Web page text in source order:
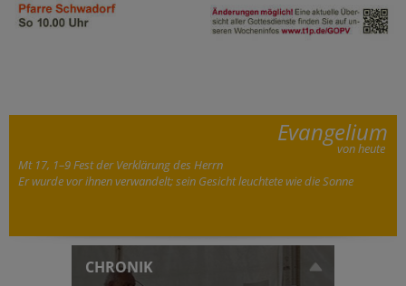
Evangelium
von heute
Mt 17, 1–9 Fest der Verklärung des Herrn
Er wurde vor ihnen verwandelt; sein Gesicht leuchtete wie die Sonne
CHRONIK